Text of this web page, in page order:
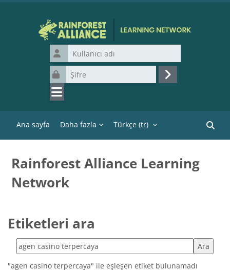
Kullanıcı adı
Şifre
Giriş yap
Ana sayfa Daha fazla Türkçe ‎(tr)‎
Rainforest Alliance Learning
Network
Etiketleri ara
Etiketleri ara
"agen casino terpercaya" ile eşleşen etiket bulunamadı